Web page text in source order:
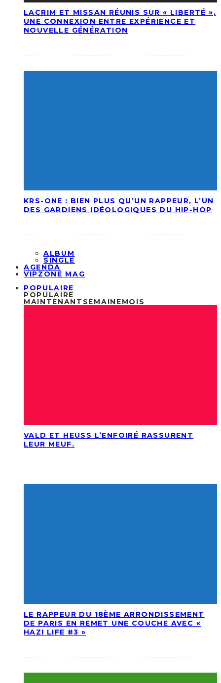
LACRIM ET MISSAN RÉUNIS SUR « LIBERTÉ »,
UNE CONNEXION ENTRE EXPÉRIENCE ET
NOUVELLE GÉNÉRATION
KRS-ONE : BIEN PLUS QU’UN RAPPEUR, L’UN
DES GARDIENS IDÉOLOGIQUES DU HIP-HOP
ALBUM
SINGLE
AGENDA
VIPZONE MAG
POPULAIRE
POPULAIRE
MAINTENANT SEMAINEMOIS
VALD ET HEUSS L’ENFOIRÉ RASSURENT
LEUR MEUF.
LE RAPPEUR DU 18ÈME ARRONDISSEMENT
DE PARIS EN REMET UNE COUCHE AVEC «
HAZI LIFE #3 »